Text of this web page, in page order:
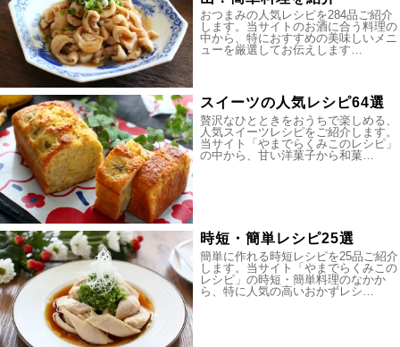
おつまみの人気レシピを284品ご紹介
します。当サイトのお酒に合う料理の
中から、特におすすめの美味しいメニ
ューを厳選してお伝えします…
スイーツの人気レシピ64選
贅沢なひとときをおうちで楽しめる、
人気スイーツレシピをご紹介します。
当サイト「やまでらくみこのレシピ」
の中から、甘い洋菓子から和菓…
時短・簡単レシピ25選
簡単に作れる時短レシピを25品ご紹介
します。当サイト「やまでらくみこの
レシピ」の時短・簡単料理のなかか
ら、特に人気の高いおかずレシ…